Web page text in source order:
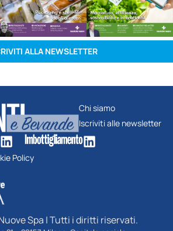
ALLA NEWSLETTER
Chi siamo
Iscriviti alle newsletter
Policy
Spa | Tutti i diritti riservati.